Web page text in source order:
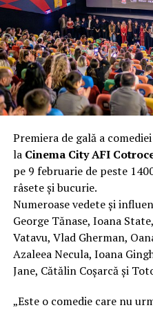
încât nu a mai putut fi
fier vechi a doua zi. Asta
vorbim despre preferințe
funcționalitate reală.
Aluminiul, pe
rezistent la
nuanțe
Aluminiul e materialul care
când cineva caută un
Densitatea aluminiului e
de circa 7,8 g/cm³ pentru
identic, aluminiul
oțelului. Pentru oricine
demontează frecvent o
simte enorm.
Premiera de gală a comediei
la Cinema City AFI
pe 9 februarie de peste
râsete și bucurie.
Numeroase vedete și
George Tănase, Ioana
Vatavu, Vlad Gherman,
Azaleea Necula, Ioana
Jane, Cătălin Coșarcă și
„Este o comedie care nu